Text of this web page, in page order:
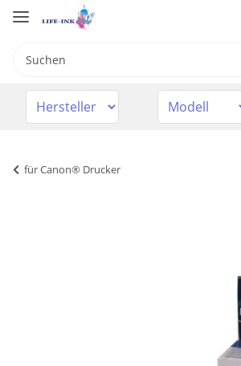
für Canon® Drucker